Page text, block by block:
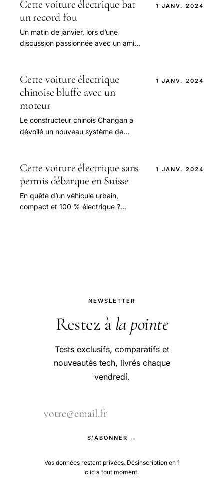
Cette voiture électrique bat
un record fou
Un matin de janvier, lors d’une
discussion passionnée avec un ami
semblait sorti.
1 JANV. 2024
Cette voiture électrique
chinoise bluffe avec un
moteur
Le constructeur chinois Changan a
dévoilé un nouveau système de
92,59 %.
1 JANV. 2024
Cette voiture électrique sans
permis débarque en Suisse
En quête d’un véhicule urbain,
compact et 100 % électrique ?
1 JANV. 2024
NEWSLETTER
Restez à la pointe
Tests exclusifs, comparatifs et
nouveautés tech, livrés chaque
vendredi.
S'ABONNER →
Vos données restent privées. Désinscription en 1
clic à tout moment.